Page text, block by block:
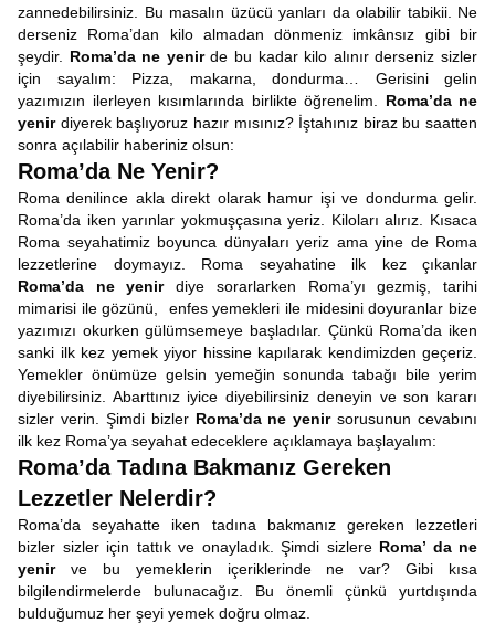
zannedebilirsiniz. Bu masalın üzücü yanları da olabilir tabikii. Ne
derseniz Roma’dan kilo almadan dönmeniz imkânsız gibi bir
şeydir. Roma’da ne yenirde bu kadar kilo alınır derseniz sizler
için sayalım: Pizza, makarna, dondurma… Gerisini gelin
yazımızın ilerleyen kısımlarında birlikte öğrenelim. Roma’da ne
yenirdiyerek başlıyoruz hazır mısınız? İştahınız biraz bu saatten
sonra açılabilir haberiniz olsun:
Roma’da Ne Yenir?
Roma denilince akla direkt olarak hamur işi ve dondurma gelir.
Roma’da iken yarınlar yokmuşçasına yeriz. Kiloları alırız. Kısaca
Roma seyahatimiz boyunca dünyaları yeriz ama yine de Roma
lezzetlerine doymayız. Roma seyahatine ilk kez çıkanlar
Roma’da ne yenirdiye sorarlarken Roma’yı gezmiş, tarihi
mimarisi ile gözünü, enfes yemekleri ile midesini doyuranlar bize
yazımızı okurken gülümsemeye başladılar. Çünkü Roma’da iken
sanki ilk kez yemek yiyor hissine kapılarak kendimizden geçeriz.
Yemekler önümüze gelsin yemeğin sonunda tabağı bile yerim
diyebilirsiniz. Abarttınız iyice diyebilirsiniz deneyin ve son kararı
sizler verin. Şimdi bizler Roma’da ne yenirsorusunun cevabını
ilk kez Roma’ya seyahat edeceklere açıklamaya başlayalım:
Roma’da Tadına Bakmanız Gereken
Lezzetler Nelerdir?
Roma’da seyahatte iken tadına bakmanız gereken lezzetleri
bizler sizler için tattık ve onayladık. Şimdi sizlere Roma’ da ne
yenirve bu yemeklerin içeriklerinde ne var? Gibi kısa
bilgilendirmelerde bulunacağız. Bu önemli çünkü yurtdışında
bulduğumuz her şeyi yemek doğru olmaz.